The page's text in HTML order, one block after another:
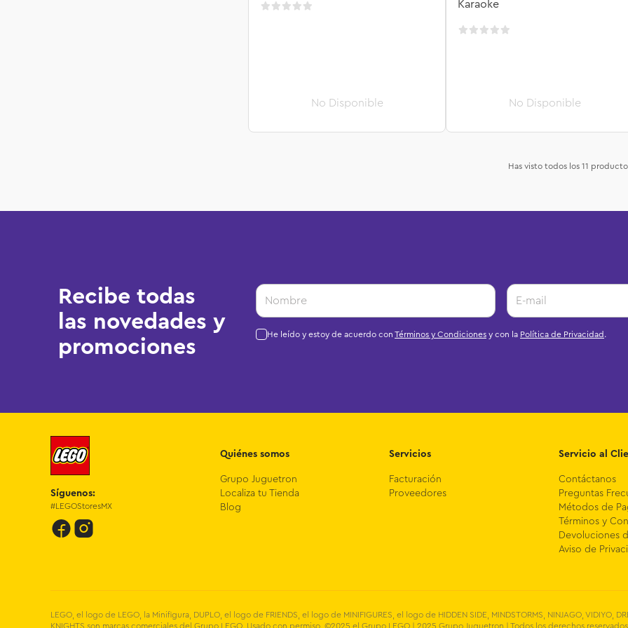
Karaoke
Has visto todos los 11
Recibe todas
las novedades y
promociones
He leído y estoy de acuerdo con Términos y Condiciones y con la Política de Privacidad .
Síguenos:
#LEGOStoresMX
Quiénes somos
Grupo Juguetron
Localiza tu Tienda
Blog
Servicios
Facturación
Proveedores
Servicio al
Contáctanos
Preguntas
Métodos de
Términos y
Devoluciones
Aviso de
LEGO, el logo de LEGO, la Minifigura, DUPLO, el logo de FRIENDS, el logo de MINIFIGURES, el logo de HIDDEN SIDE, MINDSTORMS, NINJAGO, VIDIYO,
KNIGHTS son marcas comerciales del Grupo LEGO. Usado con permiso. ©2025 el Grupo LEGO | 2025 Grupo Juguetron | Todos los derechos reservados